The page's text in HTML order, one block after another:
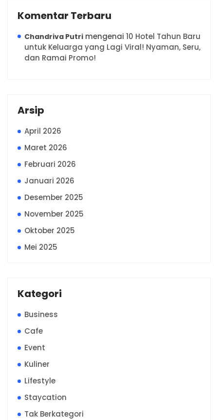
Komentar Terbaru
Chandriva Putri mengenai 10 Hotel Tahun Baru
untuk Keluarga yang Lagi Viral! Nyaman, Seru,
dan Ramai Promo!
Arsip
April 2026
Maret 2026
Februari 2026
Januari 2026
Desember 2025
November 2025
Oktober 2025
Mei 2025
Kategori
Business
Cafe
Event
Kuliner
Lifestyle
Staycation
Tak Berkategori